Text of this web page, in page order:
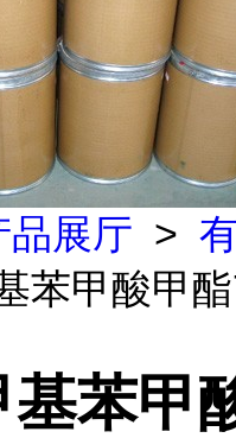
品展厅 >
苯甲酸甲
苯甲